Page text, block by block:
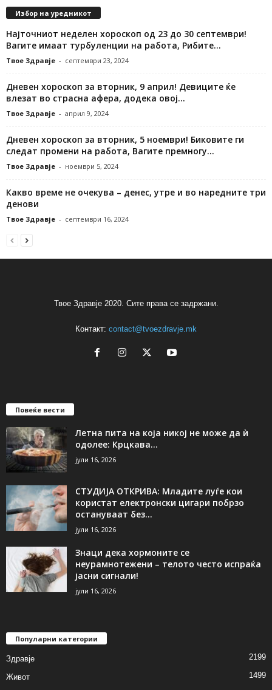
Избор на уредникот
Најточниот неделен хороскоп од 23 до 30 септември!
Вагите имаат турбуленции на работа, Рибите...
Твое Здравје - септември 23, 2024
Дневен хороскоп за вторник, 9 април! Девиците ќе
влезат во страсна афера, додека овој...
Твое Здравје - април 9, 2024
Дневен хороскоп за вторник, 5 ноември! Биковите ги
следат промени на работа, Вагите премногу...
Твое Здравје - ноември 5, 2024
Какво време не очекува – денес, утре и во наредните три
денови
Твое Здравје - септември 16, 2024
Твое Здравје 2020. Сите права се задржани.
Контакт: contact@tvoezdravje.mk
Повеќе вести
Летна пита на која никој не може да ѝ
одолее: Крцкава...
јули 16, 2026
СТУДИЈА ОТКРИВА: Младите луѓе кои
користат електронски цигари побрзо
остануваат без...
јули 16, 2026
Знаци дека хормоните се
неурамнотежени – телото често испраќа
јасни сигнали!
јули 16, 2026
Популарни категории
Здравје 2199
Живот
1499